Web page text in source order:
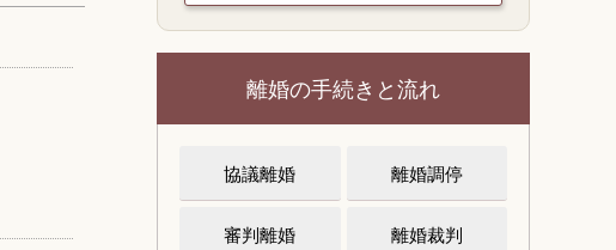
離婚の手続きと流れ
協議離婚 離婚調停
審判離婚 離婚裁判